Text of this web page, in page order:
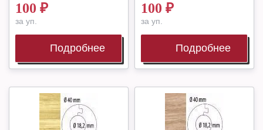
100 ₽
за уп.
Подробнее
100 ₽
за уп.
Подробнее